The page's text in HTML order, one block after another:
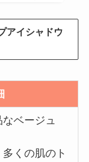
アイシャドウ
ベージュ
くの肌のト